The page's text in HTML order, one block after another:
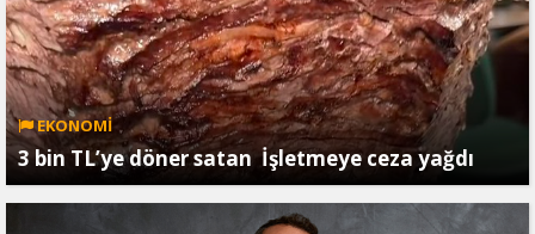
EKONOMİ
3 bin TL’ye döner satan İşletmeye ceza yağdı